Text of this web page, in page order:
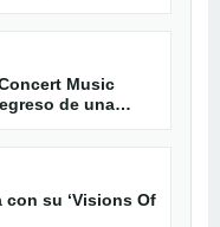
Music
de una
con su ‘Visions Of